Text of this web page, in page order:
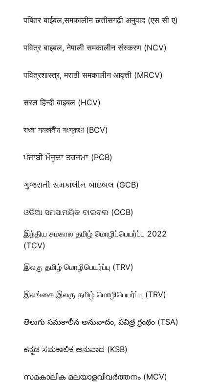
पबितर बाईबल,समकालीन छत्तीसगढ़ी अनुवाद (एस सी ए)
पवित्र बाइबल, नेपाली समकालीन संस्करण (NCV)
पवित्रशास्त्र, मराठी समकालीन आवृत्ती (MRCV)
सरल हिन्दी बाइबल (HCV)
বাংলা সমকালীন সংস্করণ (BCV)
ਪੰਜਾਬੀ ਮੌਜੂਦਾ ਤਰਜਮਾ (PCB)
ગુજરાતી સમકાલીન બાઇબલ (GCB)
ଓଡିଆ ସମସାମୟିକ ବାଇବଲ (OCB)
இந்திய சமகால தமிழ் மொழிப்பெயர்ப்பு 2022
(TCV)
இலகு தமிழ் மொழிபெயர்ப்பு (TRV)
இலங்கை இலகு தமிழ் மொழிபெயர்ப்பு (TRV)
తెలుగు సమకాలీన అనువాదం, పవిత్ర గ్రంథం (TSA)
ಕನ್ನಡ ಸಮಕಾಲಿಕ ಅನುವಾದ (KSB)
സമകാലിക മലയാളവിവർത്തനം (MCV)